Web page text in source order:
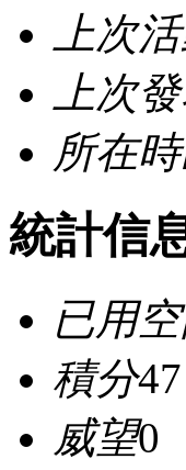
上次
上次
所在
統計信
已用
積分47
威望0